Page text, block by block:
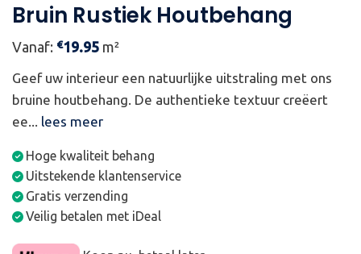
Bruin Rustiek Houtbehang
Vanaf: €19.95 m²
Geef uw interieur een natuurlijke uitstraling met ons
bruine houtbehang. De authentieke textuur creëert
ee... lees meer
Hoge kwaliteit behang
Uitstekende klantenservice
Gratis verzending
Veilig betalen met iDeal